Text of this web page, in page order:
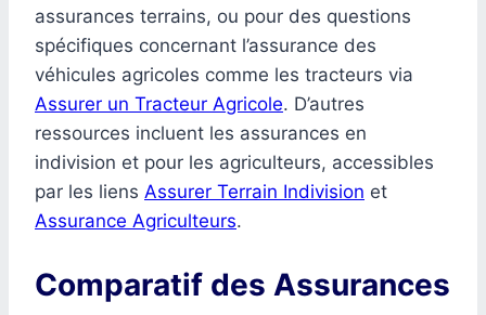
assurances terrains, ou pour des questions
spécifiques concernant l’assurance des
véhicules agricoles comme les tracteurs via
Assurer un Tracteur Agricole. D’autres
ressources incluent les assurances en
indivision et pour les agriculteurs, accessibles
par les liens Assurer Terrain Indivision et
Assurance Agriculteurs.
Comparatif des Assurances